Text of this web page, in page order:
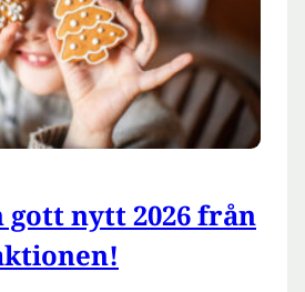
gott nytt 2026 från